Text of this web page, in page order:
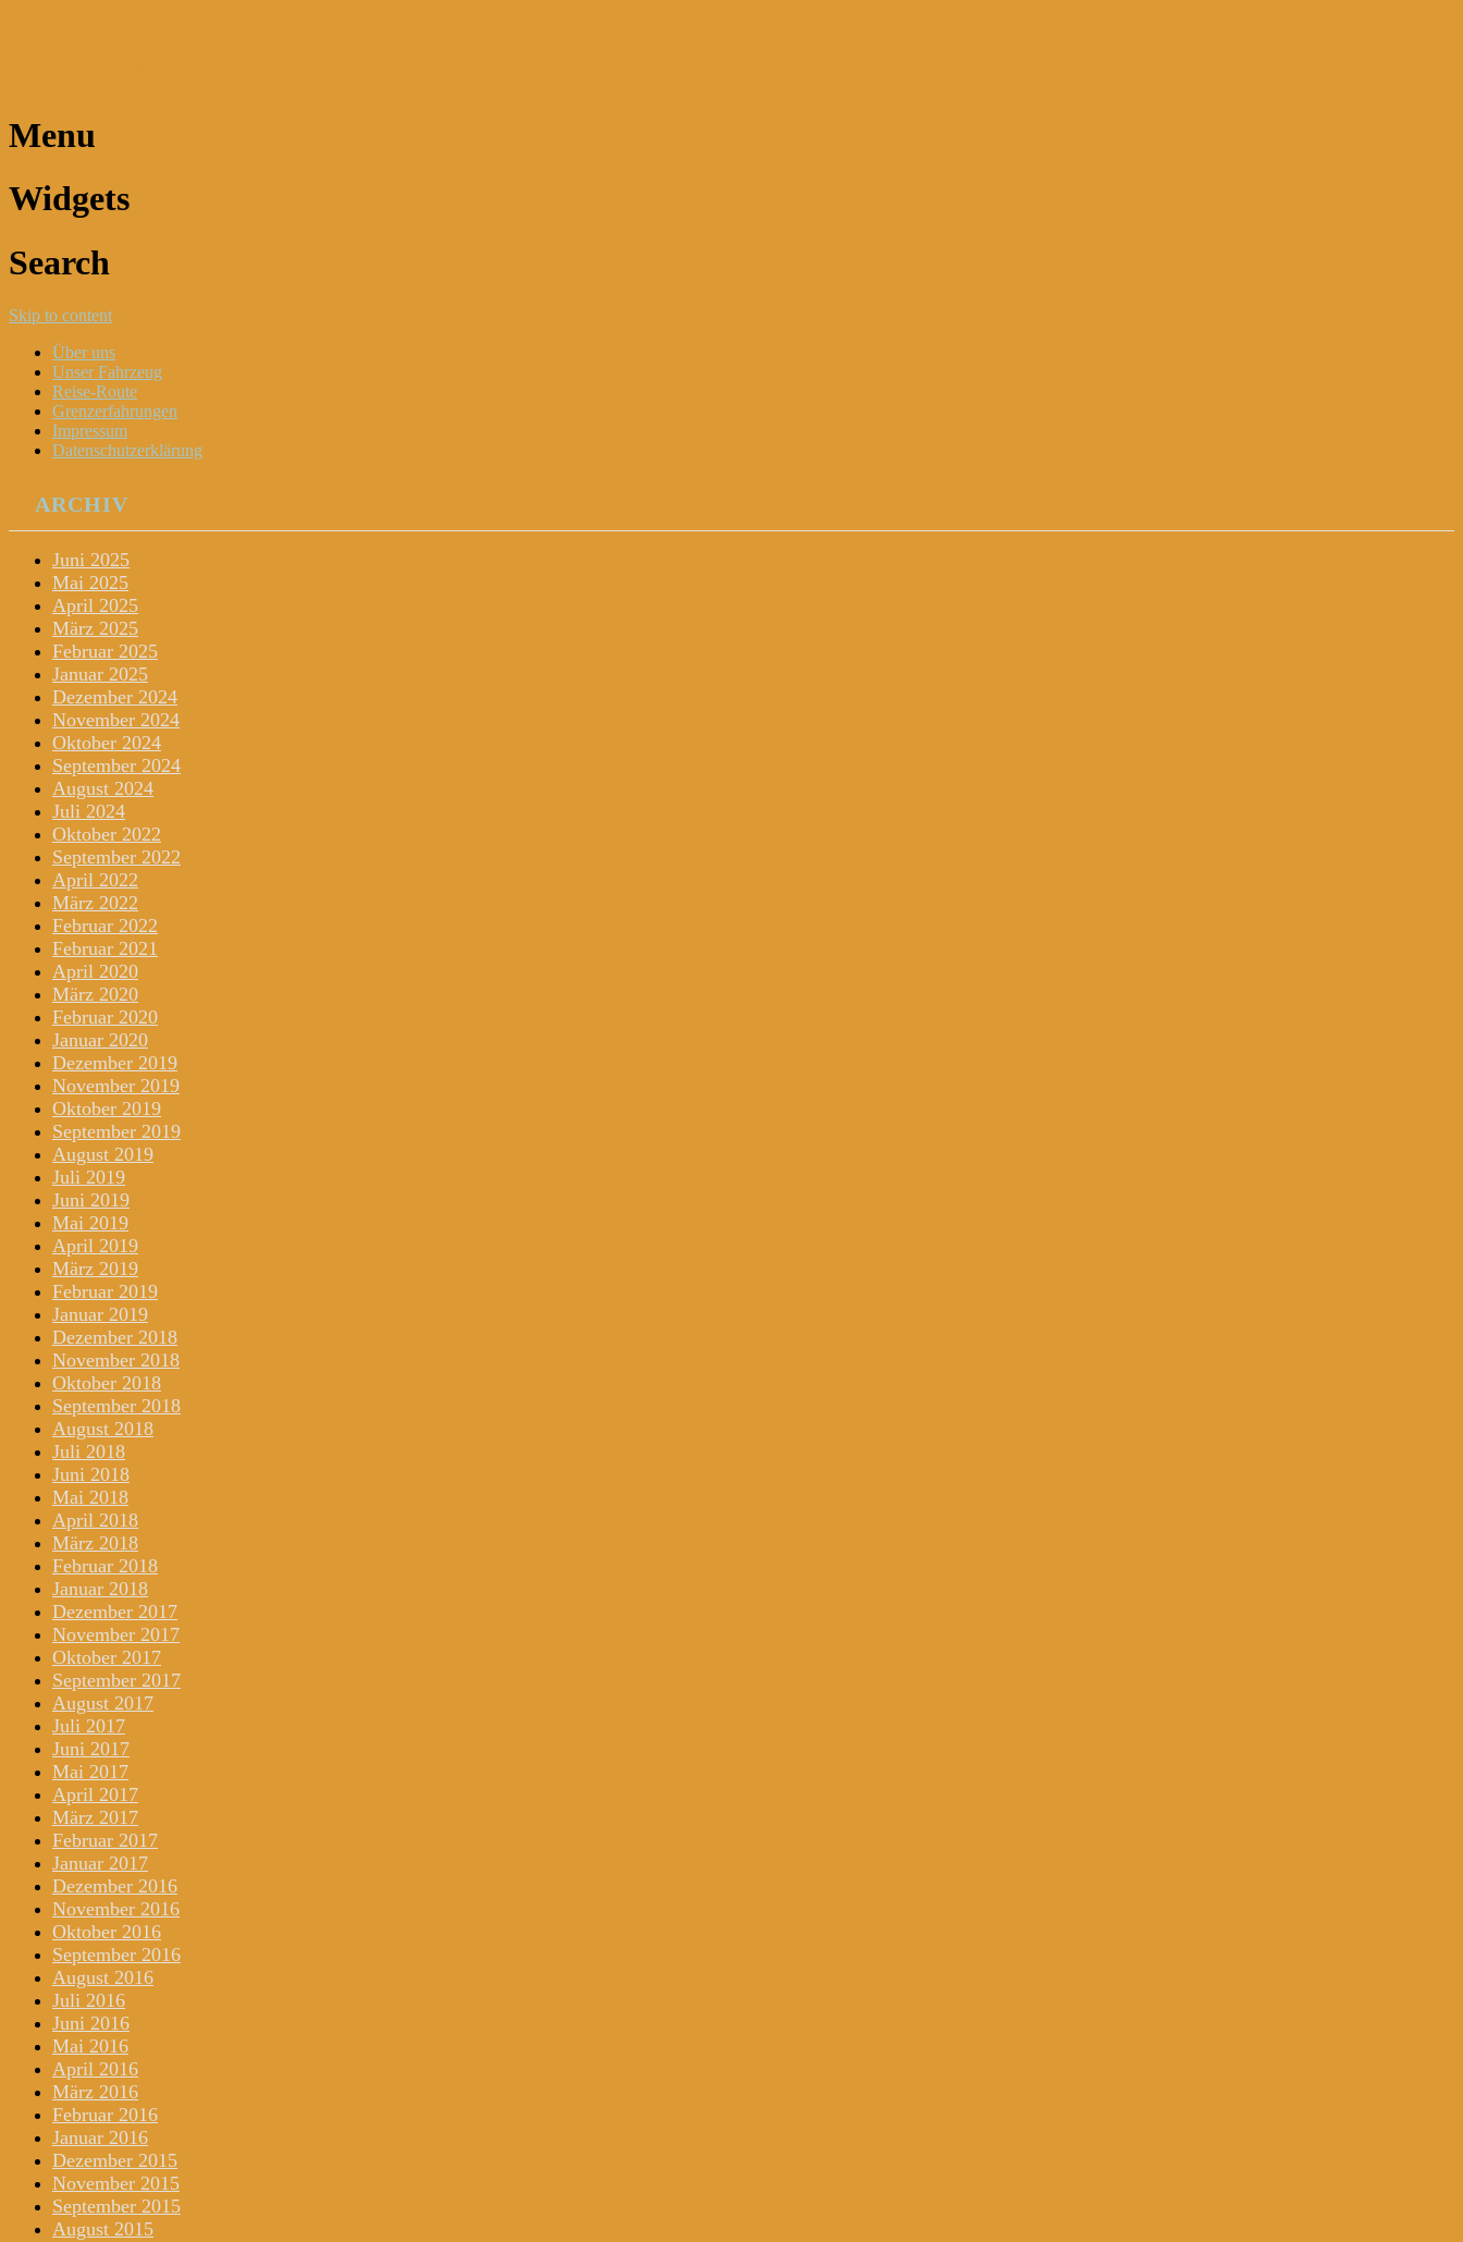
Menu
Widgets
Search
Skip to content
Über uns
Unser Fahrzeug
Reise-Route
Grenzerfahrungen
Impressum
Datenschutzerklärung
ARCHIV
Juni 2025
Mai 2025
April 2025
März 2025
Februar 2025
Januar 2025
Dezember 2024
November 2024
Oktober 2024
September 2024
August 2024
Juli 2024
Oktober 2022
September 2022
April 2022
März 2022
Februar 2022
Februar 2021
April 2020
März 2020
Februar 2020
Januar 2020
Dezember 2019
November 2019
Oktober 2019
September 2019
August 2019
Juli 2019
Juni 2019
Mai 2019
April 2019
März 2019
Februar 2019
Januar 2019
Dezember 2018
November 2018
Oktober 2018
September 2018
August 2018
Juli 2018
Juni 2018
Mai 2018
April 2018
März 2018
Februar 2018
Januar 2018
Dezember 2017
November 2017
Oktober 2017
September 2017
August 2017
Juli 2017
Juni 2017
Mai 2017
April 2017
März 2017
Februar 2017
Januar 2017
Dezember 2016
November 2016
Oktober 2016
September 2016
August 2016
Juli 2016
Juni 2016
Mai 2016
April 2016
März 2016
Februar 2016
Januar 2016
Dezember 2015
November 2015
September 2015
August 2015